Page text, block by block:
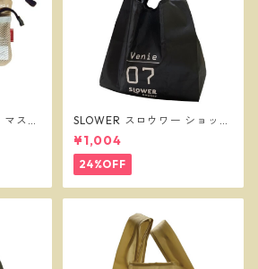
スク
SLOWER スロウワー ショッパ
ーバッグ ビーニー L ブラック
SLW255
¥1,004
24%OFF